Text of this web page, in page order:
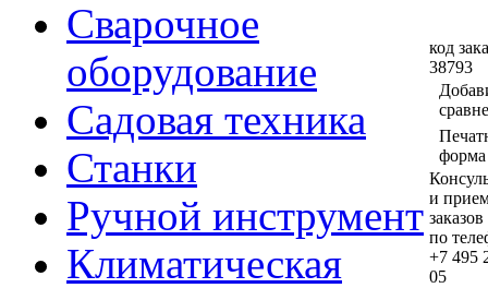
Сварочное
оборудование
Садовая техника
Станки
Ручной инструмент
Климатическая
код
38793
форма
и
заказов
по
+7 495
05